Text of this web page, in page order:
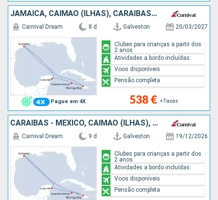
JAMAICA, CAIMÃO (ILHAS), CARAIBAS - MEXICO, ESTADOS UNIDOS
Pague em 4X
Carnival Dream 8 d Galveston 20/03/2027
538 € +Taxas
Clubes para crianças a partir dos
2 anos
Atividades a bordo incluídas:
Voos disponíveis
Pensão completa
CARAIBAS - MEXICO, CAIMÃO (ILHAS), JAMAICA, ESTADOS UNIDOS
Carnival Dream 9 d Galveston 19/12/2026
Clubes para crianças a partir dos
2 anos
Atividades a bordo incluídas:
Voos disponíveis
Pensão completa